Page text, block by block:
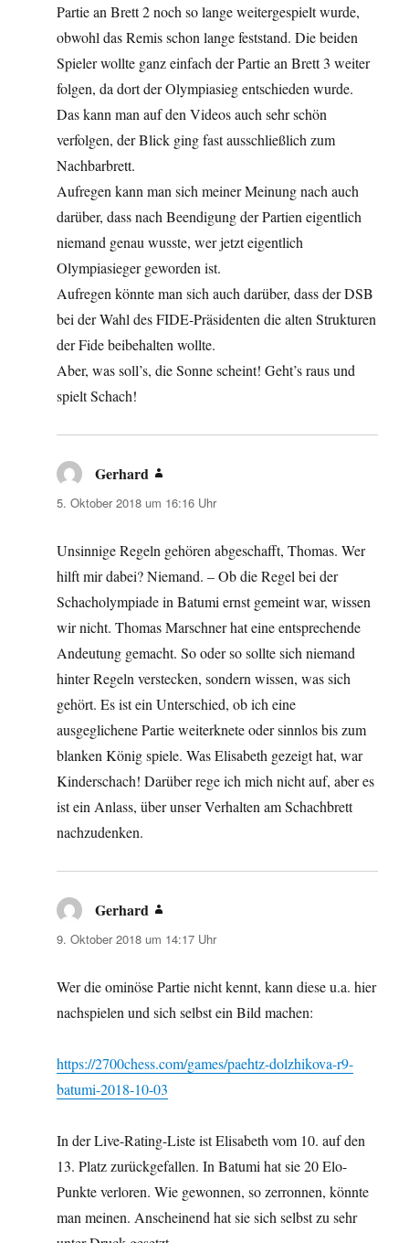
Partie an Brett 2 noch so lange weitergespielt wurde,
obwohl das Remis schon lange feststand. Die beiden
Spieler wollte ganz einfach der Partie an Brett 3 weiter
folgen, da dort der Olympiasieg entschieden wurde.
Das kann man auf den Videos auch sehr schön
verfolgen, der Blick ging fast ausschließlich zum
Nachbarbrett.
Aufregen kann man sich meiner Meinung nach auch
darüber, dass nach Beendigung der Partien eigentlich
niemand genau wusste, wer jetzt eigentlich
Olympiasieger geworden ist.
Aufregen könnte man sich auch darüber, dass der DSB
bei der Wahl des FIDE-Präsidenten die alten Strukturen
der Fide beibehalten wollte.
Aber, was soll’s, die Sonne scheint! Geht’s raus und
spielt Schach!
Gerhard
5. Oktober 2018 um 16:16 Uhr
Unsinnige Regeln gehören abgeschafft, Thomas. Wer
hilft mir dabei? Niemand. – Ob die Regel bei der
Schacholympiade in Batumi ernst gemeint war, wissen
wir nicht. Thomas Marschner hat eine entsprechende
Andeutung gemacht. So oder so sollte sich niemand
hinter Regeln verstecken, sondern wissen, was sich
gehört. Es ist ein Unterschied, ob ich eine
ausgeglichene Partie weiterknete oder sinnlos bis zum
blanken König spiele. Was Elisabeth gezeigt hat, war
Kinderschach! Darüber rege ich mich nicht auf, aber es
ist ein Anlass, über unser Verhalten am Schachbrett
nachzudenken.
Gerhard
9. Oktober 2018 um 14:17 Uhr
Wer die ominöse Partie nicht kennt, kann diese u.a. hier
nachspielen und sich selbst ein Bild machen:
https://2700chess.com/games/paehtz-dolzhikova-r9-
batumi-2018-10-03
In der Live-Rating-Liste ist Elisabeth vom 10. auf den
13. Platz zurückgefallen. In Batumi hat sie 20 Elo-
Punkte verloren. Wie gewonnen, so zerronnen, könnte
man meinen. Anscheinend hat sie sich selbst zu sehr